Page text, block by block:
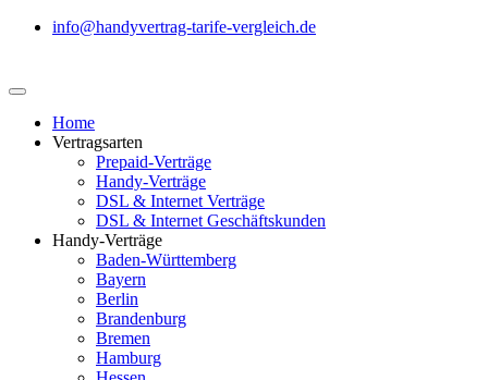
info@handyvertrag-tarife-vergleich.de
Home
Vertragsarten
Prepaid-Verträge
Handy-Verträge
DSL & Internet Verträge
DSL & Internet Geschäftskunden
Handy-Verträge
Baden-Württemberg
Bayern
Berlin
Brandenburg
Bremen
Hamburg